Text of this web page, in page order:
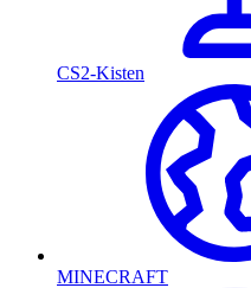
CS2-Kisten
MINECRAFT